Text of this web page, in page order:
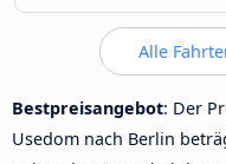
Alle
Bestpreisangebot: Der
Usedom nach Berlin